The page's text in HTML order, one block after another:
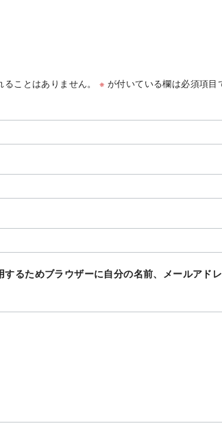
ことはありません。 ※ が付いている欄は必須項目
るためブラウザーに自分の名前、メールアドレ